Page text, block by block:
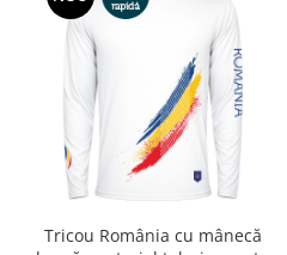
Tricou România cu mânecă